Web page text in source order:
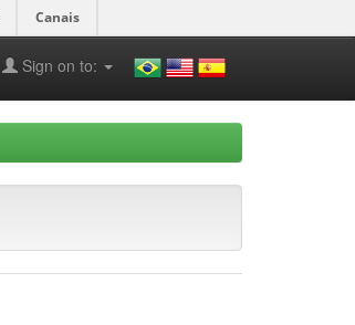
Canais
Sign on to: